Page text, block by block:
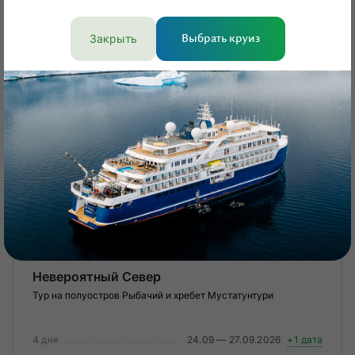
Кешбэк 3%
Невероятный Север
Тур на полуостров Рыбачий и хребет Мустатунтури
4 дня 24.09 — 27.09.2026 +1 дата
Закрыть Выбрать круиз